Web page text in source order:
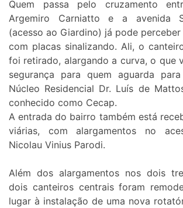
Quem passa pelo cruzamento
Argemiro Carniatto e a avenida
(acesso ao Giardino) já pode
com placas sinalizando. Ali, o
foi retirado, alargando a curva, o que
segurança para quem aguarda
Núcleo Residencial Dr. Luís de
conhecido como Cecap.
A entrada do bairro também está
viárias, com alargamentos no
Nicolau Vinius Parodi.
Além dos alargamentos nos dois
dois canteiros centrais foram
lugar à instalação de uma nova